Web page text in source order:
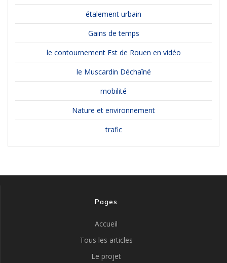
étalement urbain
Gains de temps
le contournement Est de Rouen en vidéo
le Muscardin Déchaîné
mobilité
Nature et environnement
trafic
Pages
Accueil
Tous les articles
Le projet